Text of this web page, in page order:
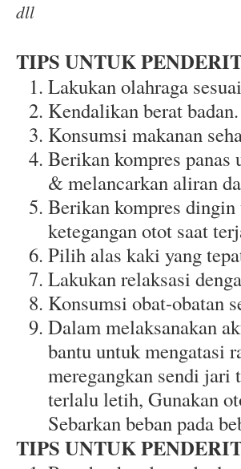
dll
TIPS UNTUK
Lakukan olahraga
Kendalikan berat badan.
Konsumsi makanan
Berikan kompres
& melancarkan aliran
Berikan kompres
ketegangan otot saat
Pilih alas kaki yang
Lakukan relaksasi
Konsumsi obat-obatan
Dalam melaksanakan
bantu untuk mengatasi
meregangkan sendi jari
terlalu letih, Gunakan
Sebarkan beban pada
TIPS UNTUK